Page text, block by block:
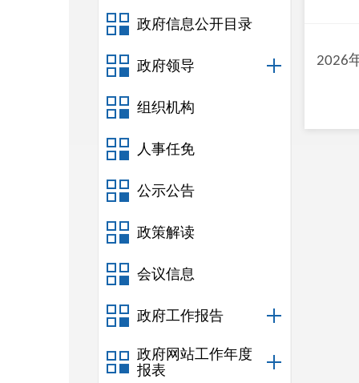
政府信息公开目录
政府领导
组织机构
人事任免
公示公告
政策解读
会议信息
政府工作报告
政府网站工作年度
报表
2026